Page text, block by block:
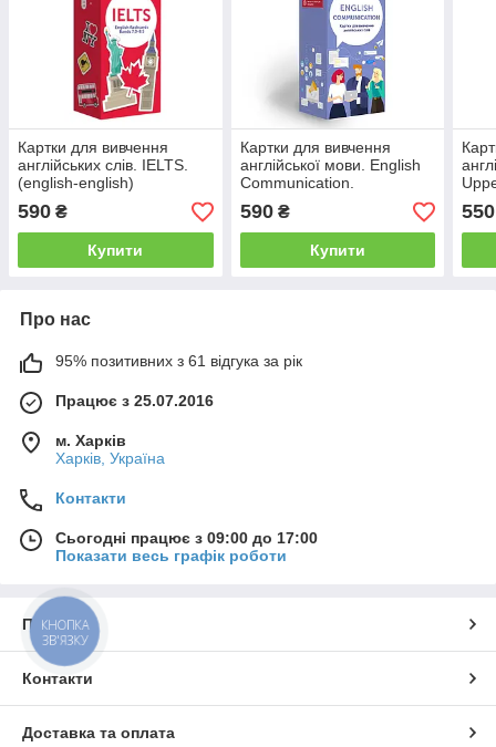
Картки для вивчення
англійських слів. IELTS.
(english-english)
590 ₴
Купити
Картки для вивчення
англійської мови. English
Communication.
590₴
Купити
550
Про нас
95% позитивних з 61 відгука за рік
Працює з 25.07.2016
м. Харків
Харків, Україна
Контакти
Сьогодні працює з 09:00 до 17:00
Показати весь графік роботи
Про нас
Контакти
Доставка та оплата
КНОПКА
ЗВ'ЯЗКУ